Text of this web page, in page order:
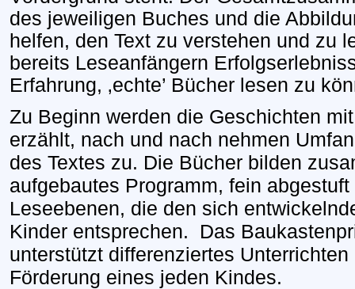
des jeweiligen Buches und die
helfen, den Text zu verstehen und zu
bereits Leseanfängern
Erfahrung, ‚echte’ Bücher lesen zu
Zu Beginn werden die Geschichten
erzählt, nach und nach nehmen
des Textes zu. Die Bücher bilden
aufgebautes Programm, fein
Leseebenen, die den sich
Kinder entsprechen.
Das
unterstützt differenziertes
Förderung eines jeden Kindes.